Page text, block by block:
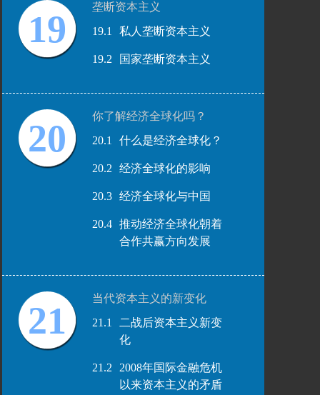
19
垄断资本主义
19.1
私人垄断资本主义
19.2 国家垄断资本主义
20
你了解经济全球化吗？
20.1
什么是经济全球化？
20.2 经济全球化的影响
20.3 经济全球化与中国
20.4
推动经济全球化朝着
合作共赢方向发展
21
当代资本主义的新变化
21.1
二战后资本主义新变
化
21.2
2008年国际金融危机
以来资本主义的矛盾